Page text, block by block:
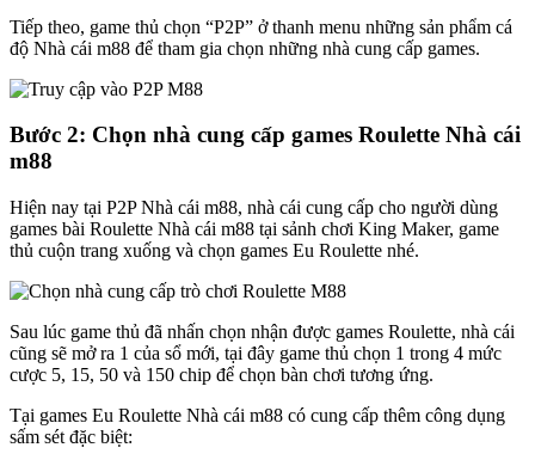
Tiếp theo, game thủ chọn “P2P” ở thanh menu những sản phẩm cá
độ Nhà cái m88 để tham gia chọn những nhà cung cấp games.
Bước 2: Chọn nhà cung cấp games Roulette Nhà cái
m88
Hiện nay tại P2P Nhà cái m88, nhà cái cung cấp cho người dùng
games bài Roulette Nhà cái m88 tại sảnh chơi King Maker, game
thủ cuộn trang xuống và chọn games Eu Roulette nhé.
Sau lúc game thủ đã nhấn chọn nhận được games Roulette, nhà cái
cũng sẽ mở ra 1 của sổ mới, tại đây game thủ chọn 1 trong 4 mức
cược 5, 15, 50 và 150 chip để chọn bàn chơi tương ứng.
Tại games Eu Roulette Nhà cái m88 có cung cấp thêm công dụng
sấm sét đặc biệt: